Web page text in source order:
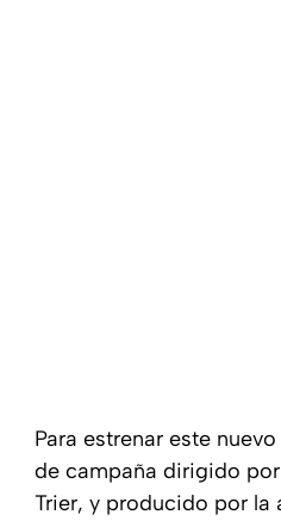
Para estrenar este
de campaña dirigido
Trier, y producido por la